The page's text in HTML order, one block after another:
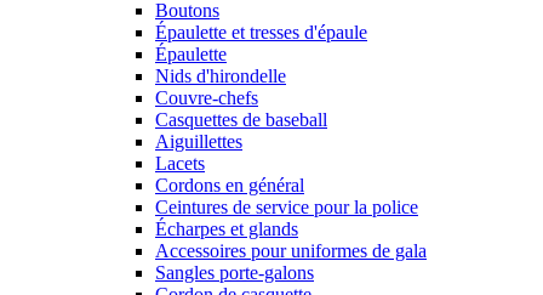
Boutons
Épaulette et tresses d'épaule
Épaulette
Nids d'hirondelle
Couvre-chefs
Casquettes de baseball
Aiguillettes
Lacets
Cordons en général
Ceintures de service pour la police
Écharpes et glands
Accessoires pour uniformes de gala
Sangles porte-galons